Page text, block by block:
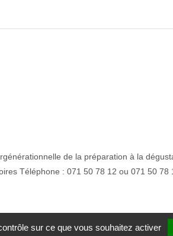
de la préparation à la
Téléphone : 071 50 78 12 ou 071 50 78
sur ce que vous souhaitez activer